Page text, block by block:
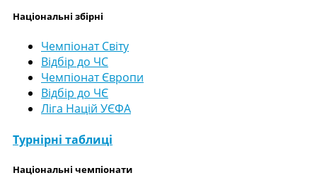
Національні збірні
Чемпіонат Світу
Відбір до ЧС
Чемпіонат Європи
Відбір до ЧЄ
Ліга Націй УЄФА
Турнірні таблиці
Національні чемпіонати